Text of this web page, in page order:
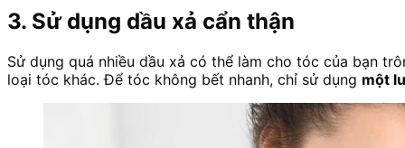
3. Sử dụng dầu xả cẩn thận
Sử dụng quá nhiều dầu xả có thể làm cho tóc của bạn
loại tóc khác. Để tóc không bết nhanh, chỉ sử dụng một